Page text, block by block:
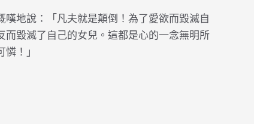
嘆地說：「凡夫就是顛倒！為了愛欲而毀滅自
而毀滅了自己的女兒。這都是心的一念無明所
！」